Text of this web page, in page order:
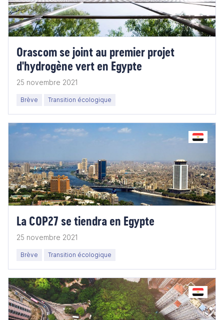
Orascom se joint au premier projet
d'hydrogène vert en Egypte
25 novembre 2021
Brève Transition écologique
La COP27 se tiendra en Egypte
25 novembre 2021
Brève Transition écologique